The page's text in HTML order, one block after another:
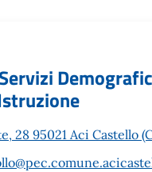
28 95021 Aci Castello